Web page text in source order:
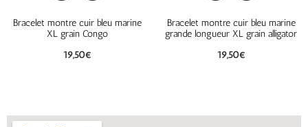
Bracelet montre cuir bleu marine
XL grain Congo
19,50€
Bracelet montre cuir bleu marine
grande longueur XL grain alligator
19,50€